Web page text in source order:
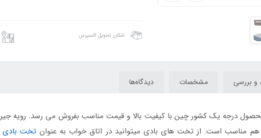
امکان تحویل اکسپرس
و بررسی مشخصات دیدگاه‌ها
هم مناسب است. از تخت های بادی میتوانید در اتاق خواب به عنوانتخت بادی